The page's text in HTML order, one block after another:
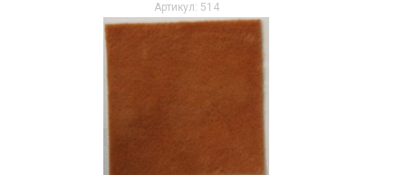
Артикул: 514